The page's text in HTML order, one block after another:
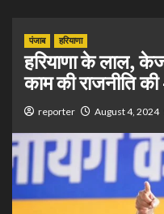
पंजाब हरियाणा
हरियाणा के लाल,
काम की राजनीति की
reporter August 4, 2024